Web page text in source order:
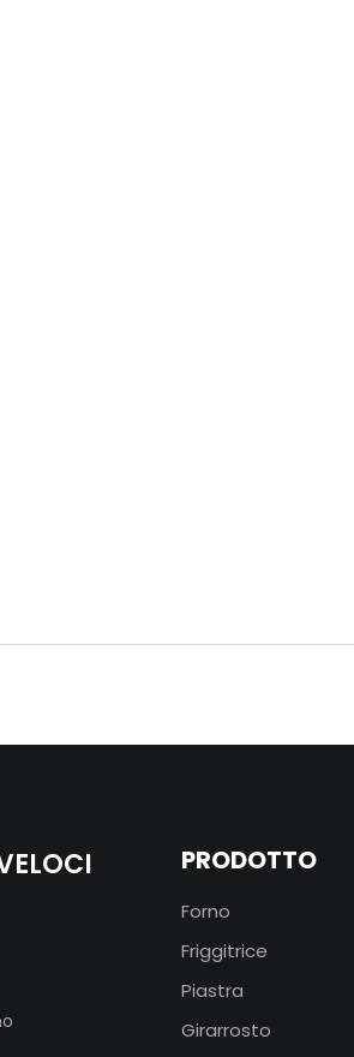
PRODOTTO
Forno
Friggitrice
Piastra
Girarrosto